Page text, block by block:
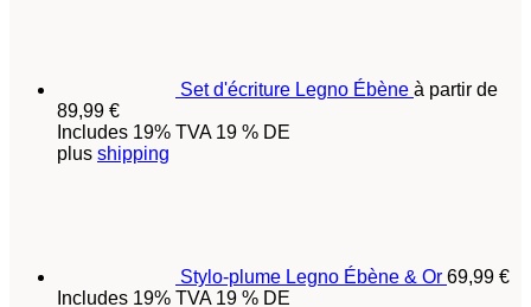
Set d'écriture Legno Ébène à partir de
89,99 €
Includes 19% TVA 19 % DE
plus shipping
Stylo-plume Legno Ébène & Or 69,99 €
Includes 19% TVA 19 % DE